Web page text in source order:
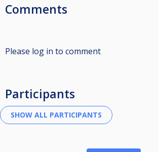
Comments
Please log in to comment
Participants